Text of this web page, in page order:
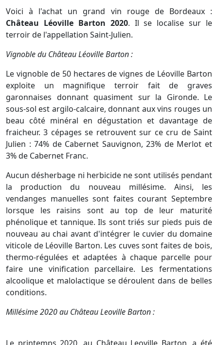
Voici à l'achat un grand vin rouge de Bordeaux :
Château Léoville Barton 2020. Il se localise sur le
terroir de l'appellation Saint-Julien.
Vignoble du Château Léoville Barton :
Le vignoble de 50 hectares de vignes de Léoville Barton
exploite un magnifique terroir fait de graves
garonnaises donnant quasiment sur la Gironde. Le
sous-sol est argilo-calcaire, donnant aux vins rouges un
beau côté minéral en dégustation et davantage de
fraicheur. 3 cépages se retrouvent sur ce cru de Saint
Julien : 74% de Cabernet Sauvignon, 23% de Merlot et
3% de Cabernet Franc.
Aucun désherbage ni herbicide ne sont utilisés pendant
la production du nouveau millésime. Ainsi, les
vendanges manuelles sont faites courant Septembre
lorsque les raisins sont au top de leur maturité
phénolique et tannique. Ils sont triés sur pieds puis de
nouveau au chai avant d'intégrer le cuvier du domaine
viticole de Léoville Barton. Les cuves sont faites de bois,
thermo-régulées et adaptées à chaque parcelle pour
faire une vinification parcellaire. Les fermentations
alcoolique et malolactique se déroulent dans de belles
conditions.
Millésime 2020 au Château Leoville Barton :